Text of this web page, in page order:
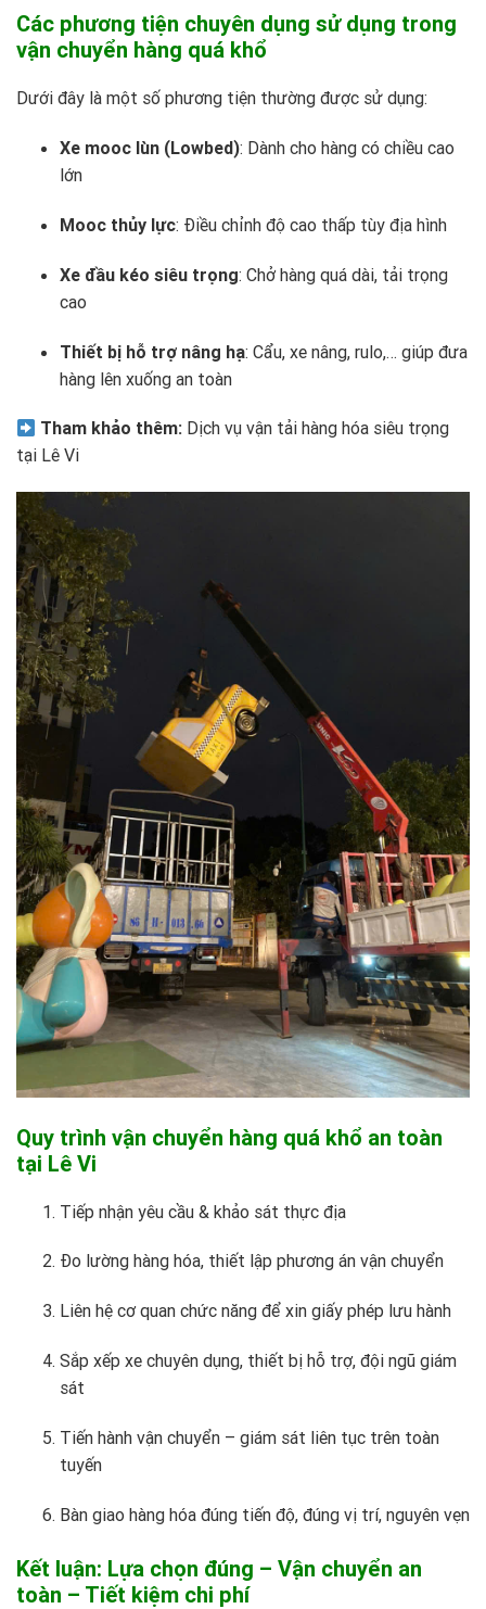
Các phương tiện chuyên dụng sử dụng trong
vận chuyển hàng quá khổ
Dưới đây là một số phương tiện thường được sử dụng:
Xe mooc lùn (Lowbed): Dành cho hàng có chiều cao
lớn
Mooc thủy lực: Điều chỉnh độ cao thấp tùy địa hình
Xe đầu kéo siêu trọng: Chở hàng quá dài, tải trọng
cao
Thiết bị hỗ trợ nâng hạ: Cẩu, xe nâng, rulo,… giúp đưa
hàng lên xuống an toàn
Tham khảo thêm: Dịch vụ vận tải hàng hóa siêu trọng
tại Lê Vi
Quy trình vận chuyển hàng quá khổ an toàn
tại Lê Vi
Tiếp nhận yêu cầu & khảo sát thực địa
Đo lường hàng hóa, thiết lập phương án vận chuyển
Liên hệ cơ quan chức năng để xin giấy phép lưu hành
Sắp xếp xe chuyên dụng, thiết bị hỗ trợ, đội ngũ giám
sát
Tiến hành vận chuyển – giám sát liên tục trên toàn
tuyến
Bàn giao hàng hóa đúng tiến độ, đúng vị trí, nguyên vẹn
Kết luận: Lựa chọn đúng – Vận chuyển an
toàn – Tiết kiệm chi phí